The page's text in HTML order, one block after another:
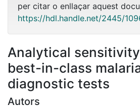
per citar o enllaçar aquest
https://hdl.handle.net/2445/
Analytical
best-in-class
diagnostic tests
Autors